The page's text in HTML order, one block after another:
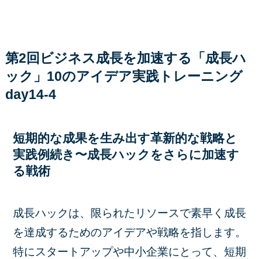
第2回ビジネス成長を加速する「成長ハ
ック」10のアイデア実践トレーニング
day14-4
短期的な成果を生み出す革新的な戦略と
実践例続き〜成長ハックをさらに加速す
る戦術
成長ハックは、限られたリソースで素早く成長
を達成するためのアイデアや戦略を指します。
特にスタートアップや中小企業にとって、短期